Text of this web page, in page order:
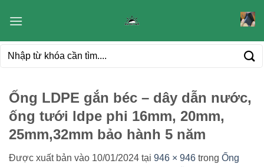
qua
dung
Tìm
Ống LDPE gắn béc – dây dẫn nước,
ống tưới ldpe phi 16mm, 20mm,
25mm,32mm bảo hành 5 năm
Được xuất bản vào 10/01/2024 tại 946 × 946 trong Ống